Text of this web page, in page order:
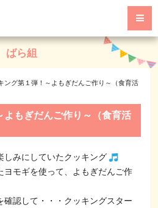
ばら組
ング第１弾！～よもぎだんご作り～（食育活
もぎだんご作り～（食育活
みにしていたクッキング
ヨモギを使って、よもぎだんご作
確認して・・・クッキングスター